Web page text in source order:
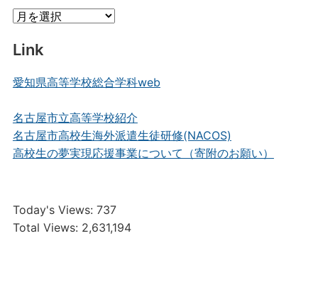
Archive
Link
愛知県高等学校総合学科web
名古屋市立高等学校紹介
名古屋市高校生海外派遣生徒研修(NACOS)
高校生の夢実現応援事業について（寄附のお願い）
Today's Views: 737
Total Views: 2,631,194